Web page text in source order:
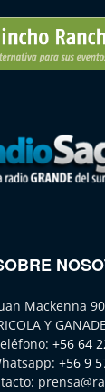
Mackenna
Y
+56 64
+56 9